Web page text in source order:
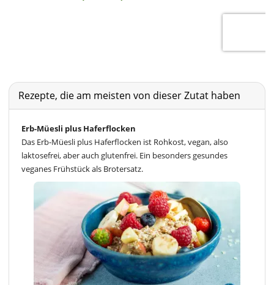
Rezepte, die am meisten von dieser Zutat haben
Erb-Müesli plus Haferflocken
Das Erb-Müesli plus Haferflocken ist Rohkost, vegan, also
laktosefrei, aber auch glutenfrei. Ein besonders gesundes
veganes Frühstück als Brotersatz.